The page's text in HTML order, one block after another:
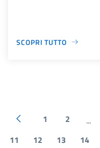
SCOPRI TUTTO
1 2 ...
11
12 13 14